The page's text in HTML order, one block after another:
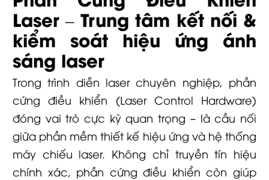
Laser – Trung tâm kết nối &
kiểm soát hiệu ứng ánh
sáng laser
Trong trình diễn laser chuyên nghiệp, phần
cứng điều khiển (Laser Control Hardware)
đóng vai trò cực kỳ quan trọng – là cầu nối
giữa phần mềm thiết kế hiệu ứng và hệ thống
máy chiếu laser. Không chỉ truyền tín hiệu
chính xác, phần cứng điều khiển còn giúp